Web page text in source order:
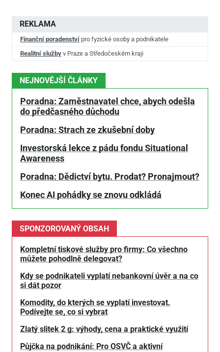
REKLAMA
Finanční poradenství pro fyzické osoby a podnikatele
Realitní služby v Praze a Středočeském kraji
NEJNOVĚJŠÍ ČLÁNKY
Poradna: Zaměstnavatel chce, abych odešla
do předčasného důchodu
Poradna: Strach ze zkušební doby
Investorská lekce z pádu fondu Situational
Awareness
Poradna: Dědictví bytu. Prodat? Pronajmout?
Konec AI pohádky se znovu odkládá
SPONZOROVANÝ OBSAH
Kompletní tiskové služby pro firmy: Co všechno
můžete pohodlně delegovat?
Kdy se podnikateli vyplatí nebankovní úvěr a na co
si dát pozor
Komodity, do kterých se vyplatí investovat.
Podívejte se, co si vybrat
Zlatý slitek 2 g: výhody, cena a praktické využití
Půjčka na podnikání: Pro OSVČ a aktivní